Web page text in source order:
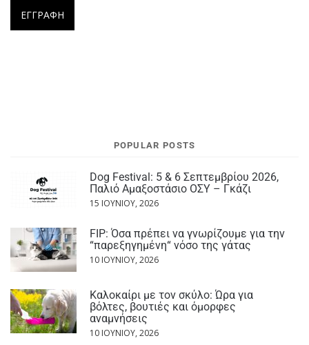
POPULAR POSTS
Dog Festival: 5 & 6 Σεπτεμβρίου 2026,
Παλιό Αμαξοστάσιο ΟΣΥ – Γκάζι
15 ΙΟΥΝΊΟΥ, 2026
FIP: Όσα πρέπει να γνωρίζουμε για την
“παρεξηγημένη“ νόσο της γάτας
10 ΙΟΥΝΊΟΥ, 2026
Καλοκαίρι με τον σκύλο: Ώρα για
βόλτες, βουτιές και όμορφες
αναμνήσεις
10 ΙΟΥΝΊΟΥ, 2026